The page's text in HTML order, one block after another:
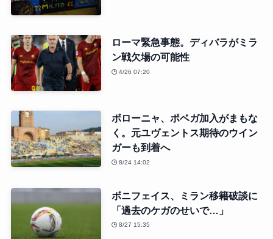
ローマ緊急事態。ディバラがミラ
ン戦欠場の可能性
4/26 07:20
ボローニャ、ポベガ加入がまもな
く。元ユヴェントス期待のウイン
ガーも到着へ
8/24 14:02
ボニフェイス、ミラン移籍破談に
「過去のケガのせいで…」
8/27 15:35